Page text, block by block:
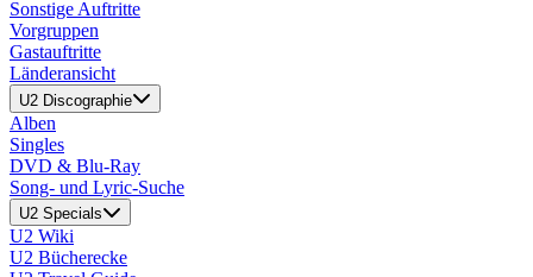
Sonstige Auftritte
Vorgruppen
Gastauftritte
Länderansicht
U2 Discographie
Alben
Singles
DVD & Blu-Ray
Song- und Lyric-Suche
U2 Specials
U2 Wiki
U2 Bücherecke